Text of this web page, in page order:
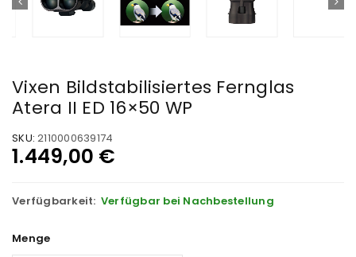
Vixen Bildstabilisiertes Fernglas
Atera II ED 16×50 WP
SKU: 2110000639174
1.449,00 €
Verfügbarkeit: Verfügbar bei Nachbestellung
Menge